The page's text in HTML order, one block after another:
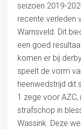
seizoen 2019-
recente verleden
Warnsveld. Dit
een goed
komen er bij
speelt de vorm
heenwedstrijd dit
1 zege voor
strafschop in
Wassink. Deze